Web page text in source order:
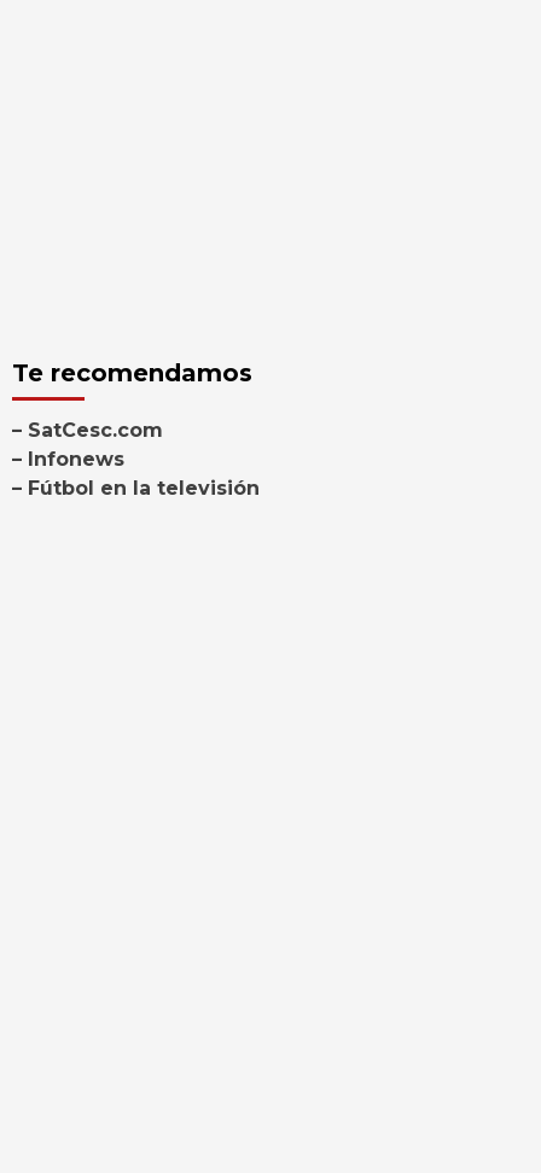
Te recomendamos
– SatCesc.com
– Infonews
– Fútbol en la televisión